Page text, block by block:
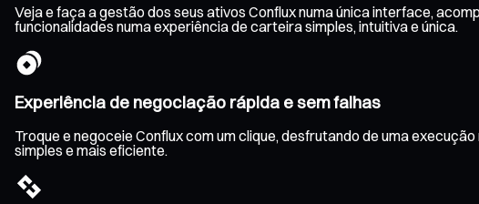
Veja e faça a gestão dos seus ativos Conflux numa única interface,
funcionalidades numa experiência de carteira simples, intuitiva e única.
Experiência de negociação rápida e sem falhas
Troque e negoceie Conflux com um clique, desfrutando de uma
simples e mais eficiente.